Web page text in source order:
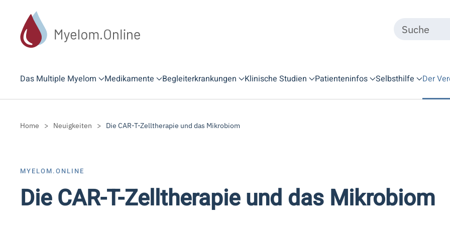
Zum Hauptinhalt springen
Das Multiple Myelom Medikamente Begleiterkrankungen Klinische Studien Patienteninfos Selbsthilfe Der
Home Neuigkeiten Die CAR-T-Zelltherapie und das Mikrobiom
MYELOM.ONLINE
Die CAR-T-Zelltherapie und das Mikrobiom